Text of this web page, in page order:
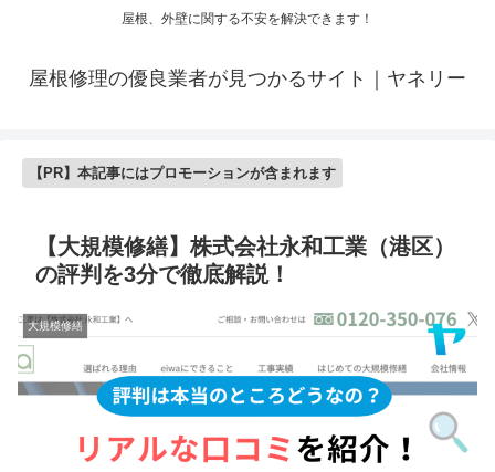
屋根、外壁に関する不安を解決できます！
屋根修理の優良業者が見つかるサイト｜ヤネリー
【PR】本記事にはプロモーションが含まれます
【大規模修繕】株式会社永和工業（港区）
の評判を3分で徹底解説！
大規模修繕